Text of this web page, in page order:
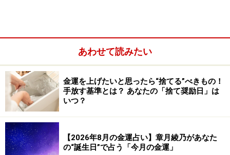
十二節、二十四節気に対応しています。
寅節（立春、雨水）……丑、午の日
卯節（啓蟄、春分）……酉、寅の日
辰節（清明、穀雨）……子、卯の日
あわせて読みたい
金運を上げたいと思ったら“捨てる”べきもの！
手放す基準とは？ あなたの「捨て奨励日」は
いつ？
【2026年8月の金運占い】章月綾乃があなた
の“誕生日”で占う「今月の金運」